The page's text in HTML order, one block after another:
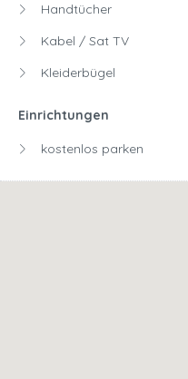
Handtücher
Kabel / Sat TV
Kleiderbügel
Einrichtungen
kostenlos parken